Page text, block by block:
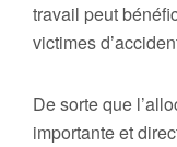
travail peut
victimes
De sorte que
importante et